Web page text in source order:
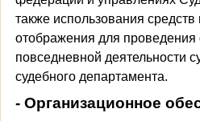
также использования средств
отображения для проведения
повседневной деятельности
судебного департамента.
- Организационное